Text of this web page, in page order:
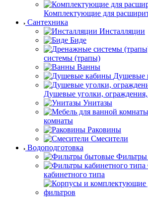
Комплектующие для
Сантехника
Инсталляции
Биде
системы (трапы)
Ванны
Душевые
Душевые уголки,
Унитазы
комнаты
Раковины
Смесители
Водоподготовка
кабинетного типа